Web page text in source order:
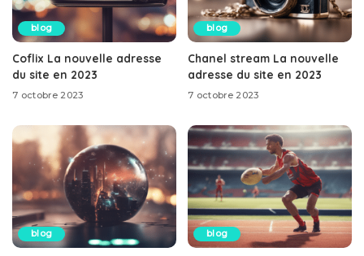
blog
Coflix La nouvelle adresse
du site en 2023
7 octobre 2023
blog
Chanel stream La nouvelle
adresse du site en 2023
7 octobre 2023
blog blog